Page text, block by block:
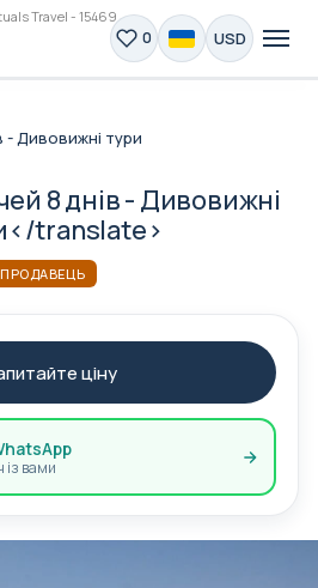
Travel - 15469
0 USD
- Дивовижні тури
8 днів - Дивовижні
translate>
ціну
вами